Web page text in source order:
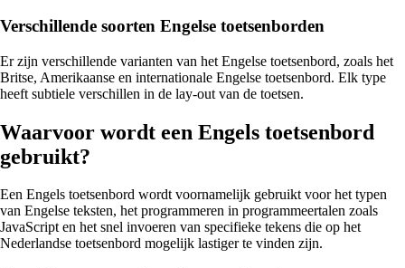
Verschillende soorten Engelse toetsenborden
Er zijn verschillende varianten van het Engelse toetsenbord, zoals het
Britse, Amerikaanse en internationale Engelse toetsenbord. Elk type
heeft subtiele verschillen in de lay-out van de toetsen.
Waarvoor wordt een Engels toetsenbord
gebruikt?
Een Engels toetsenbord wordt voornamelijk gebruikt voor het typen
van Engelse teksten, het programmeren in programmeertalen zoals
JavaScript en het snel invoeren van specifieke tekens die op het
Nederlandse toetsenbord mogelijk lastiger te vinden zijn.